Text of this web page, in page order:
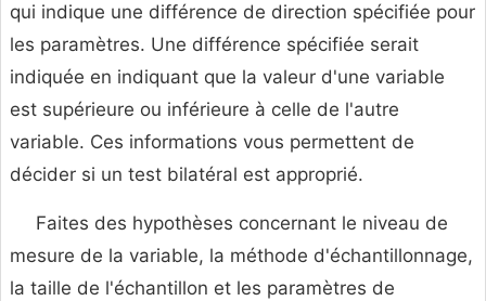
qui indique une différence de direction spécifiée pour
les paramètres. Une différence spécifiée serait
indiquée en indiquant que la valeur d'une variable
est supérieure ou inférieure à celle de l'autre
variable. Ces informations vous permettent de
décider si un test bilatéral est approprié.
Faites des hypothèses concernant le niveau de
mesure de la variable, la méthode d'échantillonnage,
la taille de l'échantillon et les paramètres de